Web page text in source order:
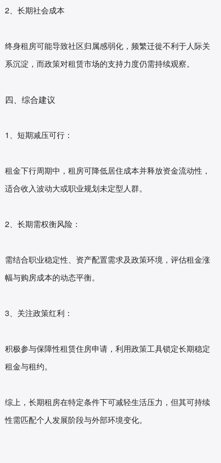
2、长期社会成本‌
终身租房可能导致社区归属感弱化，频繁迁徙不利于人际关
系沉淀，而政策对租赁市场的支持力度仍需持续观察。
四、综合建议
1、短期减压可行‌：
租金下行周期中，租房可降低居住成本并释放资金流动性，
适合收入波动大或职业规划未定型人群。
2、长期需权衡风险‌：
需结合职业稳定性、资产配置需求及政策环境，评估租金涨
幅与购房成本的动态平衡。
3、关注政策红利‌：
积极参与保障性租赁住房申请，利用政策工具锁定长期稳定
租金与租约。
综上，长期租房在特定条件下可减轻生活压力，但其可持续
性需匹配个人发展阶段与外部环境变化。